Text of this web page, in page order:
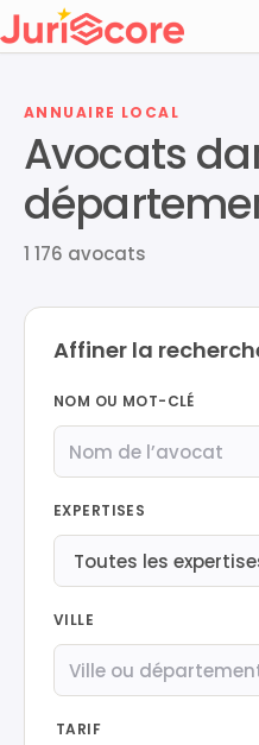
ANNUAIRE LOCAL
Avocats
1 176 avocats
Affiner la
NOM OU MOT-CLÉ
EXPERTISES
VILLE
TARIF